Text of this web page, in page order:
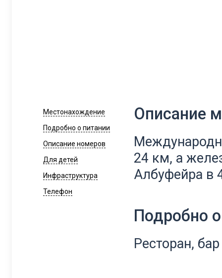
Местонахождение
Подробно о питании
Описание номеров
Для детей
Инфраструктура
Телефон
Описание
24 км, а
Албуфейра в
Подробно
Ресторан, бар